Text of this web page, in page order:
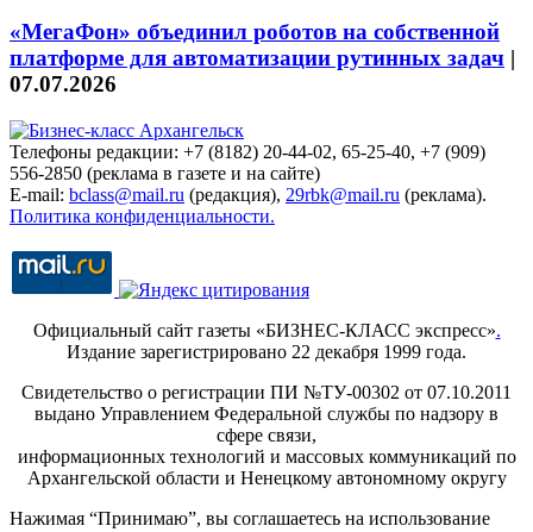
«МегаФон» объединил роботов на собственной
платформе для автоматизации рутинных задач |
07.07.2026
Телефоны редакции: +7 (8182) 20-44-02, 65-25-40, +7 (909)
556-2850 (реклама в газете и на сайте)
E-mail: bclass@mail.ru (редакция), 29rbk@mail.ru (реклама).
Политика конфиденциальности.
Официальный сайт газеты «БИЗНЕС-КЛАСС экспресс».
Издание зарегистрировано 22 декабря 1999 года.
Свидетельство о регистрации ПИ №ТУ-00302 от 07.10.2011
выдано Управлением Федеральной службы по надзору в
сфере связи,
информационных технологий и массовых коммуникаций по
Архангельской области и Ненецкому автономному округу
Нажимая “Принимаю”, вы соглашаетесь на использование